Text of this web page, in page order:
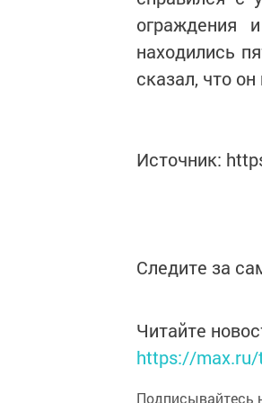
ограждения
находились
сказал, что
Источник:
Следите за
Читайте
https://
Подписывайтесь